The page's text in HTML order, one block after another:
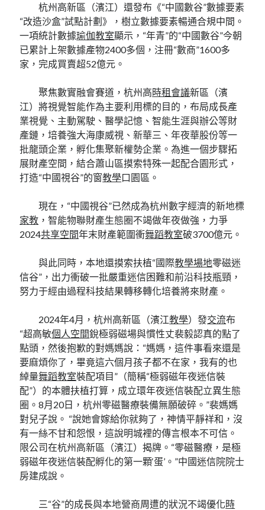
杭州高新區（濱江）還發布《“中國數谷”數據要素
“改造沙盒”試點計劃》，樹立數據要素暢通合規中間。
一項統計數據瑜伽教室顯示，“年青”的“中國數谷”今朝
已累計上架數據產物2400多個，注冊“數商”1600多
家，完成買賣超52億元。
聚焦數實融會賽道，杭州高時租會議新區（濱
江）將視覺智能作為主要利用標的目的，布局成長產
業視覺、主動駕駛、醫學記憶、智能生涯與辦公等財
產鏈，培養強大海康威視、新華三、年夜華股份等一
批龍頭企業，孵化集聚新權勢企業。為進一個步驟拓
展財產空間，結合蕭山區摸索特殊一起配合園形式，
打造“中國視谷”的窗教學口園區。
現在，“中國視谷”已然成為杭州數字經濟的新地標
家教 ，智能物聯財產生態圈不竭做年夜做強，力爭
2024共享空間年末財產範圍衝舞蹈教室破3700億元。
與此同時，本地還摸索扶植“國際教學場地零磁迷
信谷”，出力衝破一批嚴重迷信困難和前沿科技瓶頸，
努力于經由過程科技結果轉移轉化培養將來財產。
2024年4月，杭州高新區（濱江教學）發交流布
“超高敏個人空間銳極弱磁場與慣性丈裴毅認真的點了
點頭，然後抱歉的對媽媽說：“媽媽，這件事看來還是
要麻煩你了，畢竟這六個月孩子都不在家，我有的也
綽量舞蹈教室裝配項目”（簡稱“極弱磁年夜迷信裝
配”）的本體扶植打算，成立環年夜迷信裝配立異生態
圈。8月20日，杭州零磁醫療裝備無願破碎。”裴媽媽
對兒子說。 “說她會嫁給你就夠了，神情平靜祥和，沒
有一絲不甘和怨恨，這說明城裡的傳言根本不可信。
限公司在杭州高新區（濱江）揭牌。“零磁醫療，是極
弱磁年夜迷信裝配孵化的第一顆‘蛋’。”中國迷信院院士
房建成說。
三“谷”的成長與本地營商周遭的狀況不竭優化時